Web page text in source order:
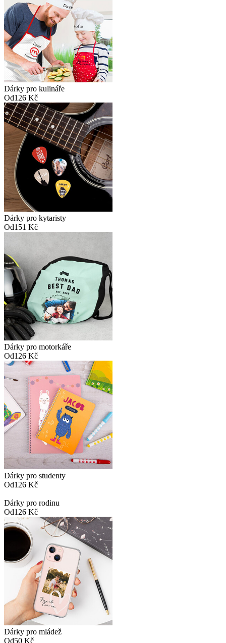
Dárky pro kulináře
Od126 Kč
Dárky pro kytaristy
Od151 Kč
Dárky pro motorkáře
Od126 Kč
Dárky pro studenty
Od126 Kč
Dárky pro rodinu
Od126 Kč
Dárky pro mládež
Od50 Kč